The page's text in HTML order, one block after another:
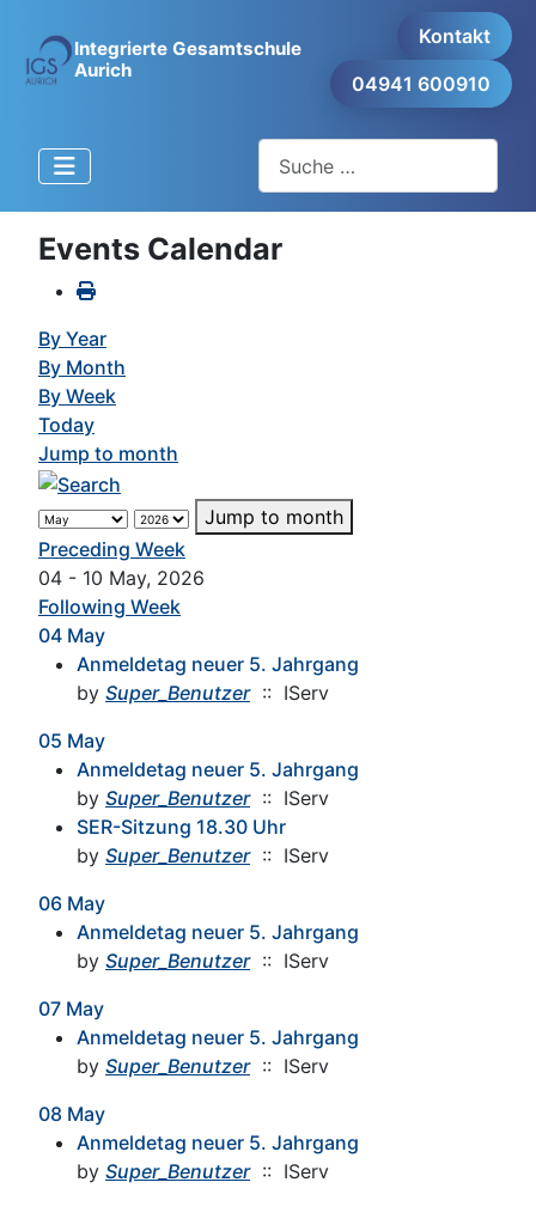
Integrierte Gesamtschule
Aurich
Kontakt
04941 600910
Events Calendar
By Year
By Month
By Week
Today
Jump to month
Jump to month
Preceding Week
04 - 10 May, 2026
Following Week
04 May
Anmeldetag neuer 5. Jahrgang
by Super_Benutzer:: IServ
05 May
Anmeldetag neuer 5. Jahrgang
by Super_Benutzer:: IServ
SER-Sitzung 18.30 Uhr
by Super_Benutzer:: IServ
06 May
Anmeldetag neuer 5. Jahrgang
by Super_Benutzer:: IServ
07 May
Anmeldetag neuer 5. Jahrgang
by Super_Benutzer:: IServ
08 May
Anmeldetag neuer 5. Jahrgang
by Super_Benutzer:: IServ